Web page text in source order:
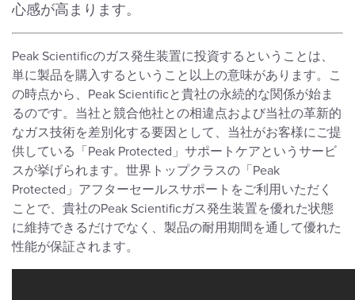
心感が高まります。
Peak Scientificのガス発生装置に投資するということは、
単に製品を購入するということ以上の意味があります。こ
の時点から、Peak Scientificと貴社の永続的な関係が始ま
るのです。当社と競合他社との相違点および当社の革新的
なガス技術を差別化する要因として、当社がお客様にご提
供している「Peak Protected」サポートケアというサービ
スが挙げられます。世界トップクラスの「Peak
Protected」アフターセールスサポートをご利用いただく
ことで、貴社のPeak Scientificガス発生装置を優れた状態
に維持できるだけでなく、製品の耐用期間を通して優れた
性能が保証されます。